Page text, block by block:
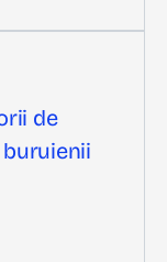
de